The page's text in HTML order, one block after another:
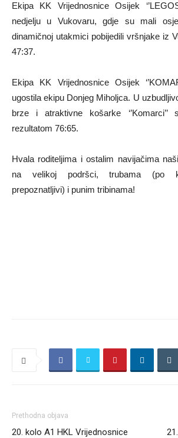
Ekipa KK Vrijednosnice Osijek
nedjelju u Vukovaru, gdje su mali
dinamičnoj utakmici pobijedili vršnjake iz
47:37.
Ekipa KK Vrijednosnice Osijek
ugostila ekipu Donjeg Miholjca. U
brze i atraktivne košarke ‘’Komarci’’
rezultatom 76:65.
Hvala roditeljima i ostalim navijačima
na velikoj podršci, trubama (po
prepoznatljivi) i punim tribinama!
Prethodna objava
20. kolo A1 HKL Vrijednosnice